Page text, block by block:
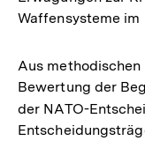
Waffensysteme im
Aus
Bewertung der
der NATO-